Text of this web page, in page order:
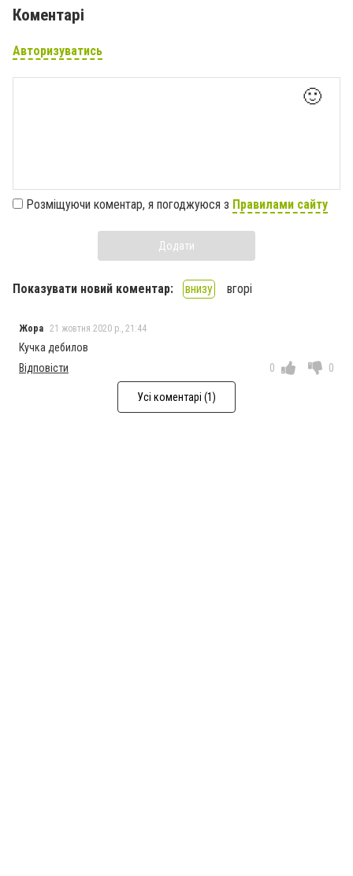
Коментарі
Авторизуватись
🙂
Розміщуючи коментар, я погоджуюся з Правилами сайту
Додати
Показувати новий коментар: внизу вгорі
Жора 21 жовтня 2020 р., 21:44
Кучка дебилов
Відповісти
0 0
Усі коментарі (1)